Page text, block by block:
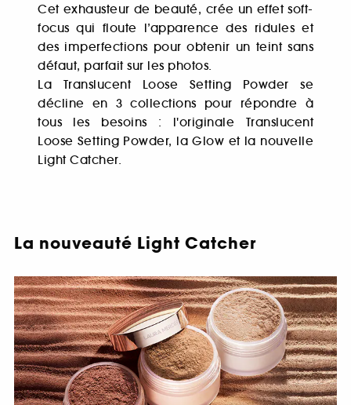
Cet exhausteur de beauté, crée un effet soft-
focus qui floute l’apparence des ridules et
des imperfections pour obtenir un teint sans
défaut, parfait sur les photos.
La Translucent Loose Setting Powder se
décline en 3 collections pour répondre à
tous les besoins : l'originale Translucent
Loose Setting Powder, la Glow et la nouvelle
Light Catcher.
La nouveauté Light Catcher